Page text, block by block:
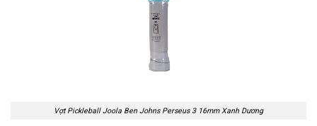
Vợt Pickleball Joola Ben Johns Perseus 3 16mm Xanh Dương